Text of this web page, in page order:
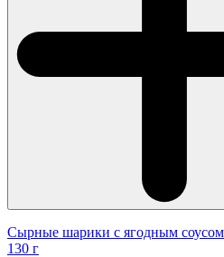
Сырные шарики с ягодным соусом
130 г